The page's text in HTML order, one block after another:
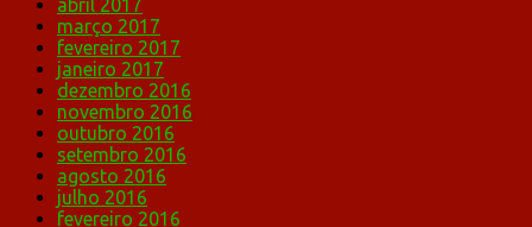
abril 2017
março 2017
fevereiro 2017
janeiro 2017
dezembro 2016
novembro 2016
outubro 2016
setembro 2016
agosto 2016
julho 2016
fevereiro 2016